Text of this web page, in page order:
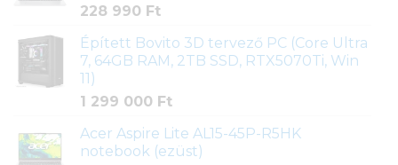
228 990 Ft
Épített Bovito 3D tervező PC (Core Ultra
7, 64GB RAM, 2TB SSD, RTX5070Ti, Win
11)
1 299 000 Ft
Acer Aspire Lite AL15-45P-R5HK
notebook (ezüst)